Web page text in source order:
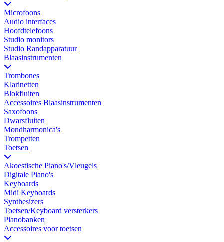
Microfoons
Audio interfaces
Hoofdtelefoons
Studio monitors
Studio Randapparatuur
Blaasinstrumenten
Trombones
Klarinetten
Blokfluiten
Accessoires Blaasinstrumenten
Saxofoons
Dwarsfluiten
Mondharmonica's
Trompetten
Toetsen
Akoestische Piano's/Vleugels
Digitale Piano's
Keyboards
Midi Keyboards
Synthesizers
Toetsen/Keyboard versterkers
Pianobanken
Accessoires voor toetsen